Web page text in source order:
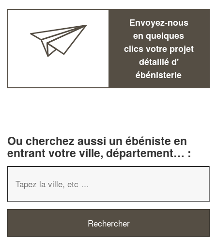
Envoyez-nous
en quelques
clics votre projet
détaillé d'
ébénisterie
Ou cherchez aussi un ébéniste en
entrant votre ville, département… :